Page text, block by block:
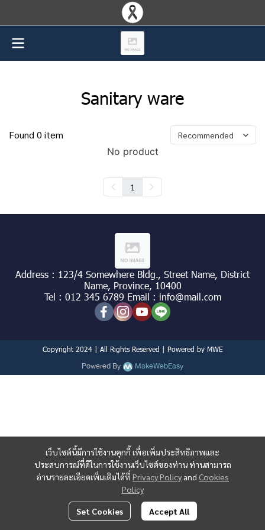
Sanitary ware
Found 0 item Recommended
No product
1
เว็บไซต์นี้มีการใช้งานคุกกี้ เพื่อเพิ่มประสิทธิภาพและ
ประสบการณ์ที่ดีในการใช้งานเว็บไซต์ของท่าน ท่านสามารถ
อ่านรายละเอียดเพิ่มเติมได้ที่ Privacy Policy and Cookies
Policy
Set Cookies Accept All
Address : 123/4 Somewhere Bldg., Street Name, District
Name, Province, 10400
Tel : 012 345 6789 Email : info@mail.com
Copyright 2024 | All Rights Reserved | Powered by MWE
Powered By MakeWebEasy